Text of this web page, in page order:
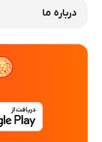
درباره ما